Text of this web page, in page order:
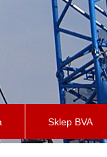
Sklep BVA